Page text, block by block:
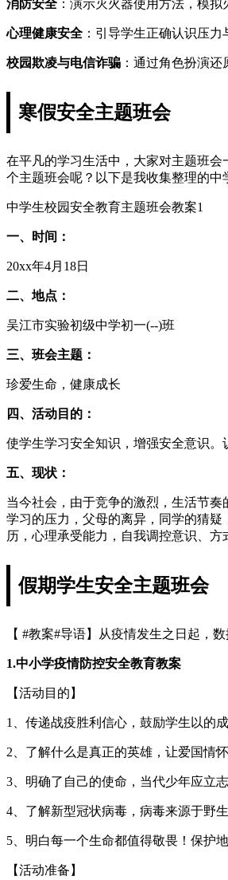
消防安全 ：演示灭火器使用方法，模
心理健康安全 ：引导学生正确认识压
校园欺凌与电信诈骗 ：通过角色扮演
寒假安全主题班会
在平凡的学习生活中，大家对主题班
个主题班会呢？以下是我收集整理的中
中学生校园安全教育主题班会教案1
一、时间：
20xx年4月18日
二、地点：
吴江市实验初级中学初一(--)班
三、班会主题：
珍爱生命，健康成长
四、活动目的：
使学生学习安全知识，增强安全意识。
五、现状：
当今社会，由于竞争的激烈，生活节
学习的压力，父母的离异，同学的猜
历，心理承受能力，自我调控意识、方
假期学生安全主题班会
【 #教案#导语】从疫情发生之日起，
1.中小学疫情防控安全教育教案
【活动目的】
1、传递战疫胜利信心，鼓励学生以的
2、了解什么是真正的英雄，让爱国情
3、明确了自己的使命，当代少年应立
4、了解新型冠状病毒，病毒来源于野
5、明白每一个生命都值得敬畏！保护
【活动准备】